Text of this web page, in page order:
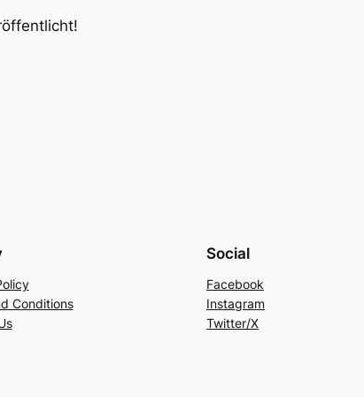
Conditions
Social
Facebook
Instagram
Twitter/X